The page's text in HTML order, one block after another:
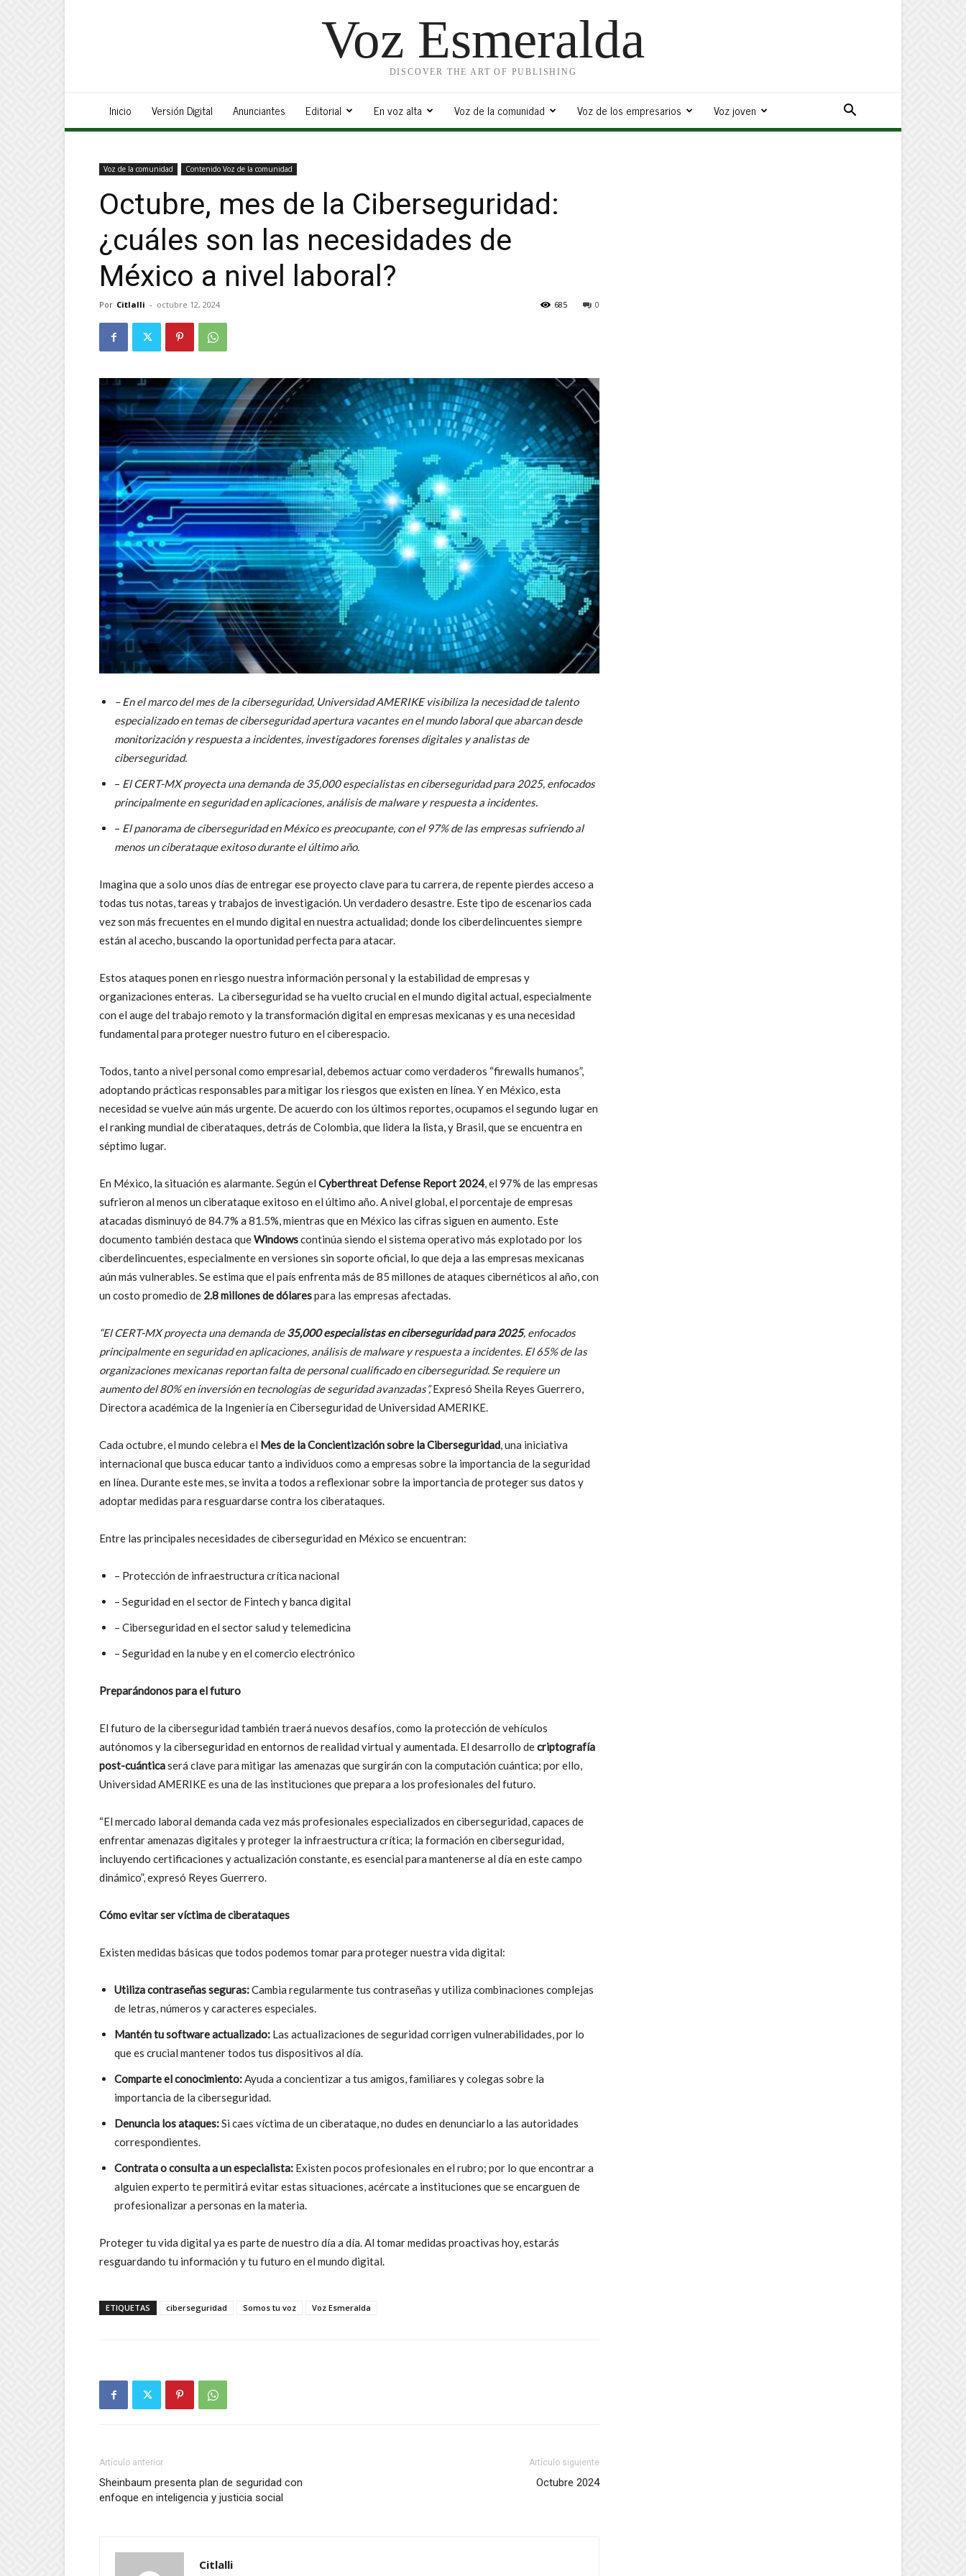
Voz Esmeralda
DISCOVER THE ART OF PUBLISHING
Inicio Versión Digital Anunciantes Editorial En voz alta Voz de la comunidad Voz de los empresarios Voz joven
Voz de la comunidad Contenido Voz de la comunidad
Octubre, mes de la Ciberseguridad:
¿cuáles son las necesidades de
México a nivel laboral?
Por Citlalli - octubre 12, 2024 0
685
– En el marco del mes de la ciberseguridad, Universidad AMERIKE visibiliza la necesidad de talento
especializado en temas de ciberseguridad apertura vacantes en el mundo laboral que abarcan desde
monitorización y respuesta a incidentes, investigadores forenses digitales y analistas de
ciberseguridad.
– El CERT-MX proyecta una demanda de 35,000 especialistas en ciberseguridad para 2025, enfocados
principalmente en seguridad en aplicaciones, análisis de malware y respuesta a incidentes.
– El panorama de ciberseguridad en México es preocupante, con el 97% de las empresas sufriendo al
menos un ciberataque exitoso durante el último año.
Imagina que a solo unos días de entregar ese proyecto clave para tu carrera, de repente pierdes acceso a
todas tus notas, tareas y trabajos de investigación. Un verdadero desastre. Este tipo de escenarios cada
vez son más frecuentes en el mundo digital en nuestra actualidad; donde los ciberdelincuentes siempre
están al acecho, buscando la oportunidad perfecta para atacar.
Estos ataques ponen en riesgo nuestra información personal y la estabilidad de empresas y
organizaciones enteras. La ciberseguridad se ha vuelto crucial en el mundo digital actual, especialmente
con el auge del trabajo remoto y la transformación digital en empresas mexicanas y es una necesidad
fundamental para proteger nuestro futuro en el ciberespacio.
Todos, tanto a nivel personal como empresarial, debemos actuar como verdaderos “firewalls humanos”,
adoptando prácticas responsables para mitigar los riesgos que existen en línea. Y en México, esta
necesidad se vuelve aún más urgente. De acuerdo con los últimos reportes, ocupamos el segundo lugar en
el ranking mundial de ciberataques, detrás de Colombia, que lidera la lista, y Brasil, que se encuentra en
séptimo lugar.
En México, la situación es alarmante. Según el Cyberthreat Defense Report 2024, el 97% de las empresas
sufrieron al menos un ciberataque exitoso en el último año. A nivel global, el porcentaje de empresas
atacadas disminuyó de 84.7% a 81.5%, mientras que en México las cifras siguen en aumento. Este
documento también destaca queWindowscontinúa siendo el sistema operativo más explotado por los
ciberdelincuentes, especialmente en versiones sin soporte oficial, lo que deja a las empresas mexicanas
aún más vulnerables. Se estima que el país enfrenta más de 85 millones de ataques cibernéticos al año, con
un costo promedio de 2.8 millones de dólarespara las empresas afectadas.
“El CERT-MX proyecta una demanda de35,000 especialistas en ciberseguridad para 2025, enfocados
principalmente en seguridad en aplicaciones, análisis de malware y respuesta a incidentes. El 65% de las
organizaciones mexicanas reportan falta de personal cualificado en ciberseguridad. Se requiere un
aumento del 80% en inversión en tecnologías de seguridad avanzadas”,Expresó Sheila Reyes Guerrero,
Directora académica de la Ingeniería en Ciberseguridad de Universidad AMERIKE.
Cada octubre, el mundo celebra el Mes de la Concientización sobre la Ciberseguridad, una iniciativa
internacional que busca educar tanto a individuos como a empresas sobre la importancia de la seguridad
en línea. Durante este mes, se invita a todos a reflexionar sobre la importancia de proteger sus datos y
adoptar medidas para resguardarse contra los ciberataques.
Entre las principales necesidades de ciberseguridad en México se encuentran:
– Protección de infraestructura crítica nacional
– Seguridad en el sector de Fintech y banca digital
– Ciberseguridad en el sector salud y telemedicina
– Seguridad en la nube y en el comercio electrónico
Preparándonos para el futuro
El futuro de la ciberseguridad también traerá nuevos desafíos, como la protección de vehículos
autónomos y la ciberseguridad en entornos de realidad virtual y aumentada. El desarrollo decriptografía
post-cuánticaserá clave para mitigar las amenazas que surgirán con la computación cuántica; por ello,
Universidad AMERIKE es una de las instituciones que prepara a los profesionales del futuro.
“El mercado laboral demanda cada vez más profesionales especializados en ciberseguridad, capaces de
enfrentar amenazas digitales y proteger la infraestructura crítica; la formación en ciberseguridad,
incluyendo certificaciones y actualización constante, es esencial para mantenerse al día en este campo
dinámico”, expresó Reyes Guerrero.
Cómo evitar ser víctima de ciberataques
Existen medidas básicas que todos podemos tomar para proteger nuestra vida digital:
Utiliza contraseñas seguras:Cambia regularmente tus contraseñas y utiliza combinaciones complejas
de letras, números y caracteres especiales.
Mantén tu software actualizado: Las actualizaciones de seguridad corrigen vulnerabilidades, por lo
que es crucial mantener todos tus dispositivos al día.
Comparte el conocimiento:Ayuda a concientizar a tus amigos, familiares y colegas sobre la
importancia de la ciberseguridad.
Denuncia los ataques:Si caes víctima de un ciberataque, no dudes en denunciarlo a las autoridades
correspondientes.
Contrata o consulta a un especialista: Existen pocos profesionales en el rubro; por lo que encontrar a
alguien experto te permitirá evitar estas situaciones, acércate a instituciones que se encarguen de
profesionalizar a personas en la materia.
Proteger tu vida digital ya es parte de nuestro día a día. Al tomar medidas proactivas hoy, estarás
resguardando tu información y tu futuro en el mundo digital.
ETIQUETAS ciberseguridad Somos tu voz Voz Esmeralda
Artículo anterior
Sheinbaum presenta plan de seguridad con
enfoque en inteligencia y justicia social
Artículo siguiente
Octubre 2024
Citlalli